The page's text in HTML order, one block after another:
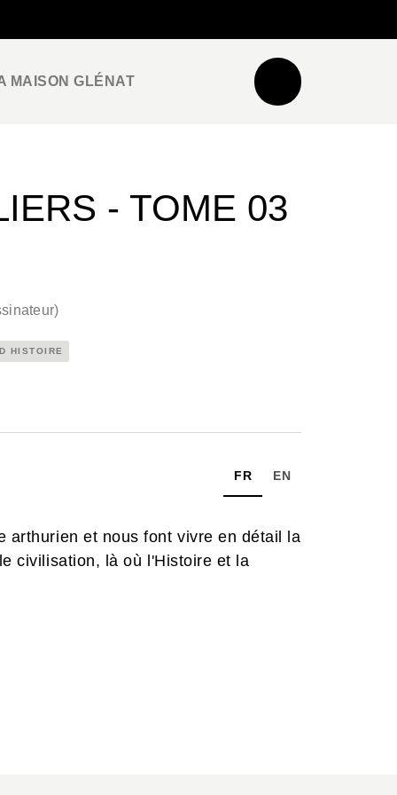
MAISON GLÉNAT
- TOME 03
)
HISTOIRE
FR EN
arthurien et nous font vivre en détail la
civilisation, là où l'Histoire et la